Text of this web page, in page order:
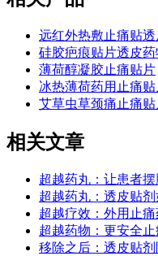
远红外热敷止痛贴
硅胶疤痕贴片透皮
薄荷醇凝胶止痛贴片
冰热薄荷药用止痛贴
艾草虫草颈痛止痛贴
相关文章
超越药丸：让患者
超越药丸：透皮贴
超越疗效：外用止
超越药物：更安全
移除之后：透皮贴